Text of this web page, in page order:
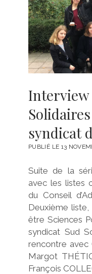
Interview
syndicat
PUBLIÉ LE 13
Suite de la
avec les listes
du Conseil
Deuxième
être Sciences
syndicat Sud
rencontre avec
Margot
François